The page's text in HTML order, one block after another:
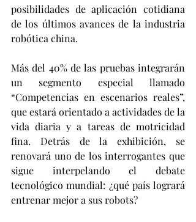
posibilidades de aplicación cotidiana
de los últimos avances de la industria
robótica china.
Más del 40% de las pruebas integrarán
un segmento especial llamado
“Competencias en escenarios reales”,
que estará orientado a actividades de la
vida diaria y a tareas de motricidad
fina. Detrás de la exhibición, se
renovará uno de los interrogantes que
sigue interpelando el debate
tecnológico mundial: ¿qué país logrará
entrenar mejor a sus robots?